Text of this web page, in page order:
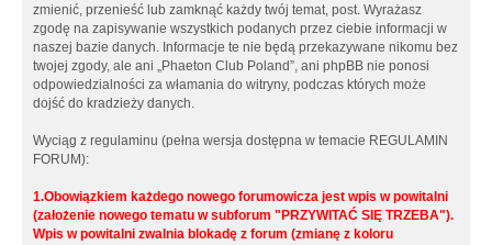
zmienić, przenieść lub zamknąć każdy twój temat, post. Wyrażasz
zgodę na zapisywanie wszystkich podanych przez ciebie informacji w
naszej bazie danych. Informacje te nie będą przekazywane nikomu bez
twojej zgody, ale ani „Phaeton Club Poland”, ani phpBB nie ponosi
odpowiedzialności za włamania do witryny, podczas których może
dojść do kradzieży danych.
Wyciąg z regulaminu (pełna wersja dostępna w temacie REGULAMIN
FORUM):
1.Obowiązkiem każdego nowego forumowicza jest wpis w powitalni
(założenie nowego tematu w subforum "PRZYWITAĆ SIĘ TRZEBA").
Wpis w powitalni zwalnia blokadę z forum (zmianę z koloru